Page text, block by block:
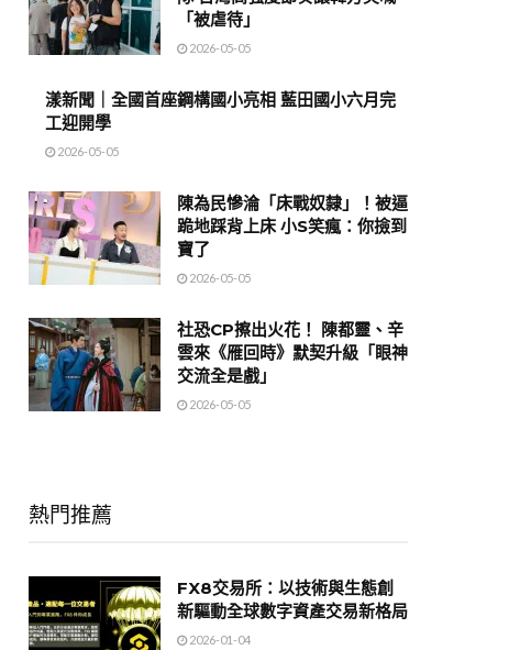
「被虐待」
2026-05-05
漾新聞｜全國首座鋼構國小亮相 藍田國小六月完
工迎開學
2026-05-05
陳為民慘淪「床戰奴隸」！被逼
跪地踩背上床 小S笑瘋：你撿到
寶了
2026-05-05
社恐CP擦出火花！ 陳都靈、辛
雲來《雁回時》默契升級「眼神
交流全是戲」
2026-05-05
熱門推薦
FX8交易所：以技術與生態創
新驅動全球數字資產交易新格局
2026-01-04